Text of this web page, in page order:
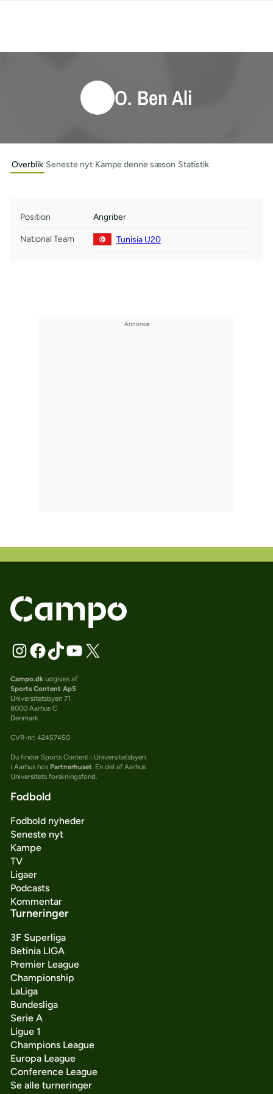
O. Ben Ali
Overblik Seneste nyt Kampe denne sæson Statistik
Position Angriber
National Team Tunisia U20
Campo.dkudgives af
Sports Content ApS
Universitetsbyen 71
8000 Aarhus C
Denmark
CVR-nr: 42457450
Du finder Sports Content i Universitetsbyen
i Aarhus hos Partnerhuset. En del af Aarhus
Universitets forskningsfond.
Fodbold
Fodbold nyheder
Seneste nyt
Kampe
TV
Ligaer
Podcasts
Kommentar
Turneringer
3F Superliga
Betinia LIGA
Premier League
Championship
LaLiga
Bundesliga
Serie A
Ligue 1
Champions League
Europa League
Conference League
Se alle turneringer